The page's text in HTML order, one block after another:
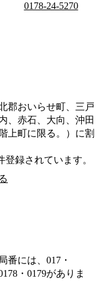
0178-24-5270
郡おいらせ町、三戸
、赤石、大向、沖田
上町に限る。） に割
登録されています。
番には、017・
・0179がありま